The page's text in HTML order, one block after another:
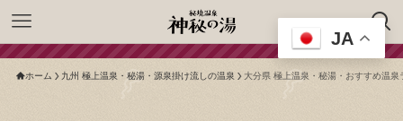
ホーム 九州 極上温泉・秘湯・源泉掛け流しの温泉 大分県 極上温泉・秘湯・おすすめ温泉
JA